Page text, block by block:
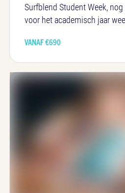
Surfblend Student Week,
voor het academisch jaar
VANAF €690